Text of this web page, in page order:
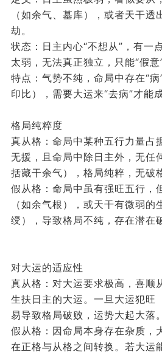
（如余气、墓库），或者天干透
劫。
状态：日主内心“不想从”，有一
太弱，无法真正独立，只能“假意
特点：气势不纯，命局中存在“
印比），需要大运来“去病”才能成
格局纯粹度
真从格：命局中某种五行力量占
无援，且命局中除日主外，无任
括藏干余气），格局纯粹，无破
假从格：命局中虽有强旺五行，
（如余气根），或天干有微弱的
绶），导致格局不纯，存在潜在
对大运的适应性
真从格：对大运要求极高，喜顺
生扶日主的大运。一旦大运犯旺
易导致格局破败，运势大起大落。
假从格：因命局本身存在杂质，
在正格与从格之间转换。若大运